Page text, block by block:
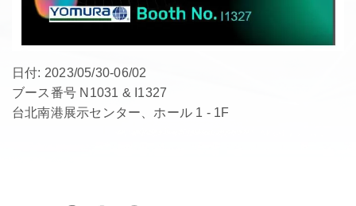
日付: 2023/05/30-06/02
ブース番号 N1031 & I1327
台北南港展示センター、ホール 1 - 1F